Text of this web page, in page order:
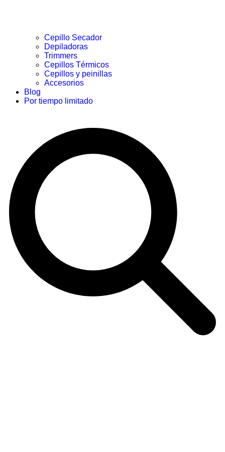
Cepillo Secador
Depiladoras
Trimmers
Cepillos Térmicos
Cepillos y peinillas
Accesorios
Blog
Por tiempo limitado